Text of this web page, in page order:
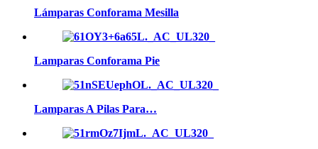
Lámparas Conforama Mesilla
Lamparas Conforama Pie
Lamparas A Pilas Para…